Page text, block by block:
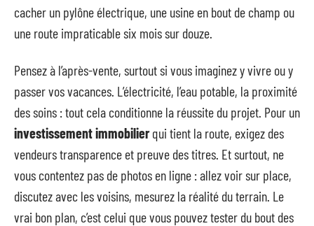
cacher un pylône électrique, une usine en bout de champ ou
une route impraticable six mois sur douze.
Pensez à l’après-vente, surtout si vous imaginez y vivre ou y
passer vos vacances. L’électricité, l’eau potable, la proximité
des soins : tout cela conditionne la réussite du projet. Pour un
investissement immobilierqui tient la route, exigez des
vendeurs transparence et preuve des titres. Et surtout, ne
vous contentez pas de photos en ligne : allez voir sur place,
discutez avec les voisins, mesurez la réalité du terrain. Le
vrai bon plan, c’est celui que vous pouvez tester du bout des